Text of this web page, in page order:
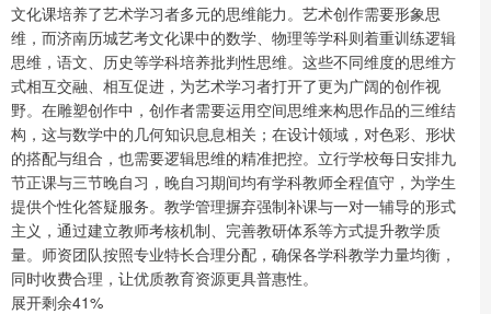
文化课培养了艺术学习者多元的思维能力。艺术创作需要形象思
维，而济南历城艺考文化课中的数学、物理等学科则着重训练逻辑
思维，语文、历史等学科培养批判性思维。这些不同维度的思维方
式相互交融、相互促进，为艺术学习者打开了更为广阔的创作视
野。在雕塑创作中，创作者需要运用空间思维来构思作品的三维结
构，这与数学中的几何知识息息相关；在设计领域，对色彩、形状
的搭配与组合，也需要逻辑思维的精准把控。立行学校每日安排九
节正课与三节晚自习，晚自习期间均有学科教师全程值守，为学生
提供个性化答疑服务。教学管理摒弃强制补课与一对一辅导的形式
主义，通过建立教师考核机制、完善教研体系等方式提升教学质
量。师资团队按照专业特长合理分配，确保各学科教学力量均衡，
同时收费合理，让优质教育资源更具普惠性。
展开剩余41%